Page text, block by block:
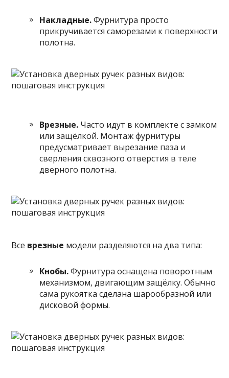
Накладные.Фурнитура просто
прикручивается саморезами к поверхности
полотна.
Врезные. Часто идут в комплекте с замком
или защёлкой. Монтаж фурнитуры
предусматривает вырезание паза и
сверления сквозного отверстия в теле
дверного полотна.
Все врезные модели разделяются на два типа:
Кнобы.Фурнитура оснащена поворотным
механизмом, двигающим защёлку. Обычно
сама рукоятка сделана шарообразной или
дисковой формы.